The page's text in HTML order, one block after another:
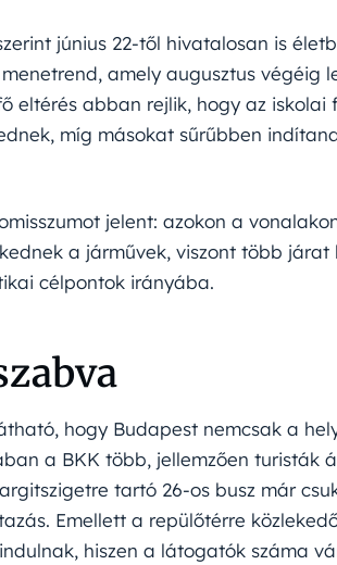
június 22-től hivatalosan is
amely augusztus végéig
eltérés abban rejlik, hogy az iskolai
míg másokat sűrűbben
jelent: azokon a
a járművek, viszont több járat
célpontok irányába.
hogy Budapest nemcsak a
a BKK több, jellemzően turisták
tartó 26-os busz már
Emellett a repülőtérre
hiszen a látogatók száma